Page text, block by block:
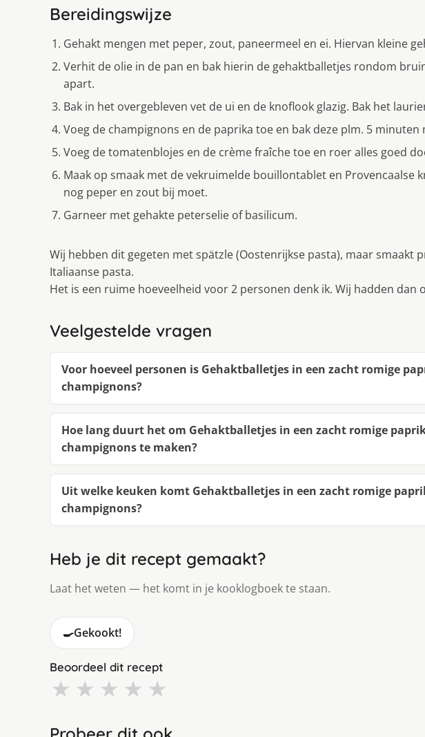
Bereidingswijze
Gehakt mengen met peper, zout, paneermeel en ei. Hiervan kleine
Verhit de olie in de pan en bak hierin de gehaktballetjes rondom
apart.
Bak in het overgebleven vet de ui en de knoflook glazig. Bak het
Voeg de champignons en de paprika toe en bak deze plm. 5 minuten
Voeg de tomatenblojes en de crème fraîche toe en roer alles goed
Maak op smaak met de vekruimelde bouillontablet en Provencaalse
nog peper en zout bij moet.
Garneer met gehakte peterselie of basilicum.
Wij hebben dit gegeten met spätzle (Oostenrijkse pasta), maar smaakt
Italiaanse pasta.
Het is een ruime hoeveelheid voor 2 personen denk ik. Wij hadden dan
Veelgestelde vragen
Voor hoeveel personen is Gehaktballetjes in een zacht romige
champignons?
Hoe lang duurt het om Gehaktballetjes in een zacht romige
champignons te maken?
Uit welke keuken komt Gehaktballetjes in een zacht romige
champignons?
Heb je dit recept gemaakt?
Laat het weten — het komt in je kooklogboek te staan.
🍳Gekookt!
Beoordeel dit recept
★ ★ ★ ★ ★